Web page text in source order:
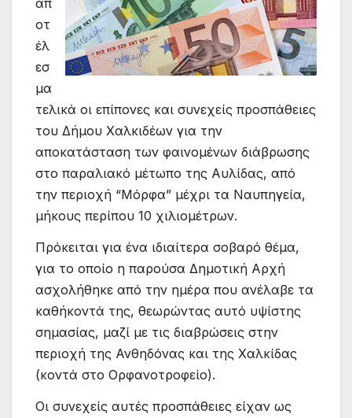
απ
οτ
έλ
εσ
μα
τελικά οι επίπονες και συνεχείς προσπάθειες
του Δήμου Χαλκιδέων για την
αποκατάσταση των φαινομένων διάβρωσης
στο παραλιακό μέτωπο της Αυλίδας, από
την περιοχή “Μόρφα” μέχρι τα Ναυπηγεία,
μήκους περίπου 10 χιλιομέτρων.
Πρόκειται για ένα ιδιαίτερα σοβαρό θέμα,
για το οποίο η παρούσα Δημοτική Αρχή
ασχολήθηκε από την ημέρα που ανέλαβε τα
καθήκοντά της, θεωρώντας αυτό υψίστης
σημασίας, μαζί με τις διαβρώσεις στην
περιοχή της Ανθηδόνας και της Χαλκίδας
(κοντά στο Ορφανοτροφείο).
Οι συνεχείς αυτές προσπάθειες είχαν ως